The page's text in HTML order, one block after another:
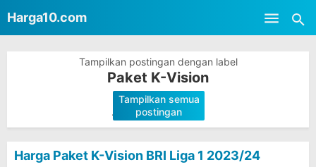
Harga10.com
Tampilkan postingan dengan label
Paket K-Vision
.
Tampilkan semua
postingan
Harga Paket K-Vision BRI Liga 1 2023/24